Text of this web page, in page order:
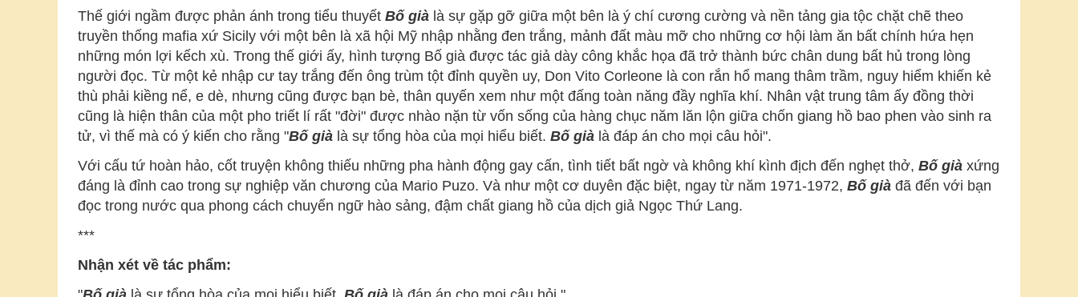
Thế giới ngầm được phản ánh trong tiểu thuyết Bố già là sự gặp gỡ giữa một bên là ý chí cương cường và nền tảng gia tộc chặt chẽ theo
truyền thống mafia xứ Sicily với một bên là xã hội Mỹ nhập nhằng đen trắng, mảnh đất màu mỡ cho những cơ hội làm ăn bất chính hứa hẹn
những món lợi kếch xù. Trong thế giới ấy, hình tượng Bố già được tác giả dày công khắc họa đã trở thành bức chân dung bất hủ trong lòng
người đọc. Từ một kẻ nhập cư tay trắng đến ông trùm tột đỉnh quyền uy, Don Vito Corleone là con rắn hổ mang thâm trầm, nguy hiểm khiến kẻ
thù phải kiềng nể, e dè, nhưng cũng được bạn bè, thân quyến xem như một đấng toàn năng đầy nghĩa khí. Nhân vật trung tâm ấy đồng thời
cũng là hiện thân của một pho triết lí rất "đời" được nhào nặn từ vốn sống của hàng chục năm lăn lộn giữa chốn giang hồ bao phen vào sinh ra
tử, vì thế mà có ý kiến cho rằng "Bố già là sự tổng hòa của mọi hiểu biết. Bố già là đáp án cho mọi câu hỏi".
Với cấu tứ hoàn hảo, cốt truyện không thiếu những pha hành động gay cấn, tình tiết bất ngờ và không khí kình địch đến nghẹt thở, Bố già xứng
đáng là đỉnh cao trong sự nghiệp văn chương của Mario Puzo. Và như một cơ duyên đặc biệt, ngay từ năm 1971-1972, Bố già đã đến với bạn
đọc trong nước qua phong cách chuyển ngữ hào sảng, đậm chất giang hồ của dịch giả Ngọc Thứ Lang.
***
Nhận xét về tác phẩm: